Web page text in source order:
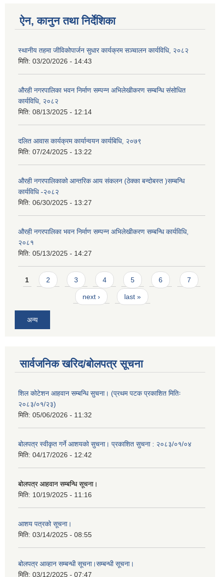
ऐन, कानुन तथा निर्देशिका
स्थानीय तहमा जीविकोपार्जन सुधार कार्यक्रम सञ्चालन कार्यविधि, २०८२
मिति: 03/20/2026 - 14:43
औरही नगरपालिका भवन निर्माण सम्पन्न अभिलेखीकरण सम्बन्धि संसोधित
कार्यविधि, २०८२
मिति: 08/13/2025 - 12:14
दलित आवास कार्यक्रम कार्यान्वयन कार्यबिधि, २०७९
मिति: 07/24/2025 - 13:22
औरही नगरपालिकाको आन्तरिक आय संकलन (ठेक्का बन्दोबस्त )सम्बन्धि
कार्यविधि -२०८२
मिति: 06/30/2025 - 13:27
औरही नगरपालिका भवन निर्माण सम्पन्न अभिलेखीकरण सम्बन्धि कार्यविधि,
२०८१
मिति: 05/13/2025 - 14:27
Pages
1 2 3 4 5 6 7
next › last »
अन्य
सार्वजनिक खरिद/बोलपत्र सूचना
शिल कोटेशन आहवान सम्बन्धि सुचना। (प्रथम पटक प्रकाशित मितिः
२०८३/०१/२३)
मिति: 05/06/2026 - 11:32
बोलपत्र स्वीकृत गर्ने आशयको सुचना। प्रकाशित सुचना : २०८३/०१/०४
मिति: 04/17/2026 - 12:42
बोलपत्र आहवान सम्बन्धि सूचना।
मिति: 10/19/2025 - 11:16
आशय पत्रको सूचना।
मिति: 03/14/2025 - 08:55
बोलपत्र आव्हान सम्बन्धी सूचना।सम्बन्धी सूचना।
मिति: 03/12/2025 - 07:47